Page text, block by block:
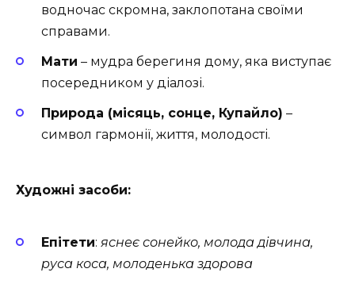
водночас скромна, заклопотана своїми
справами.
Мати – мудра берегиня дому, яка виступає
посередником у діалозі.
Природа (місяць, сонце, Купайло) –
символ гармонії, життя, молодості.
Художні засоби:
Епітети: яснеє сонейко, молода дівчина,
руса коса, молоденька здорова